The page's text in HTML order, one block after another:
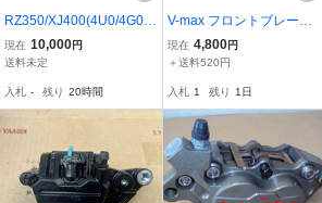
RZ350/XJ400(4U0/4G0)
フロントブレーキキャリ
パー 左 オーバーホー
現在 10,000円
送料未定
入札 - 残り 20時間
V-max フロントブレーキ
キャリパーサポート ステ
ー
現在 4,800円
＋送料520円
入札 1 残り 1日